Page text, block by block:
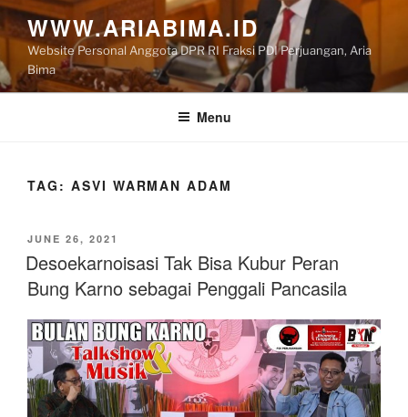
Skip
to
content
WWW.ARIABIMA.ID
Website Personal Anggota DPR RI Fraksi PDI Perjuangan, Aria
Bima
Menu
TAG: ASVI WARMAN ADAM
POSTED
ON
JUNE 26, 2021
Desoekarnoisasi Tak Bisa Kubur Peran
Bung Karno sebagai Penggali Pancasila